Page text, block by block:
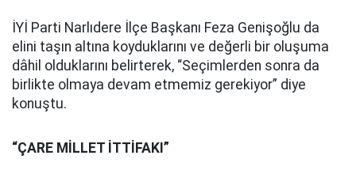
İYİ Parti Narlıdere İlçe Başkanı Feza Genişoğlu da
elini taşın altına koyduklarını ve değerli bir oluşuma
dâhil olduklarını belirterek, “Seçimlerden sonra da
birlikte olmaya devam etmemiz gerekiyor” diye
konuştu.
“ÇARE MİLLET İTTİFAKI”